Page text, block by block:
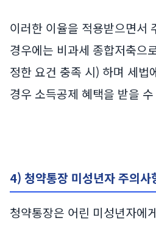
이러한 이율을 적용받으면서
경우에는 비과세 종합저축으
정한 요건 충족 시) 하며 세법
경우 소득공제 혜택을 받을
4) 청약통장 미성년자 주의사
청약통장은 어린 미성년자에